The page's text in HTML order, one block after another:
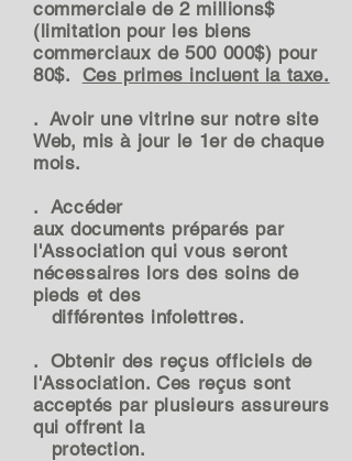
commerciale de 2 millions$
(limitation pour les biens
commerciaux de 500 000$) pour
80$. Ces primes incluent la taxe.
. Avoir une vitrine sur notre site
Web, mis à jour le 1er de chaque
mois.
. Accéder
auxdocuments préparés par
l'Association qui vous seront
nécessaires lors des soins de
pieds et des
différentes infolettres.
. Obtenir des reçus officiels de
l'Association. Ces reçus sont
acceptés par plusieurs assureurs
qui offrent la
protection.